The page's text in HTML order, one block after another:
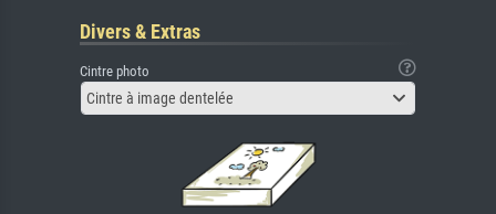
Divers & Extras
Cintre photo
Cintre à image dentelée